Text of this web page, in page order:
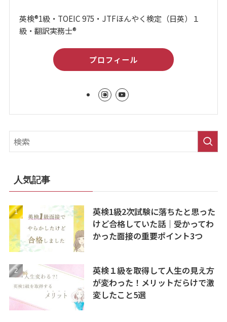
英検®1級・TOEIC 975・JTFほんやく検定（日英）１
級・翻訳実務士®
プロフィール
人気記事
英検1級2次試験に落ちたと思った
けど合格していた話｜受かってわ
かった面接の重要ポイント3つ
英検１級を取得して人生の見え方
が変わった！メリットだらけで激
変したこと5選